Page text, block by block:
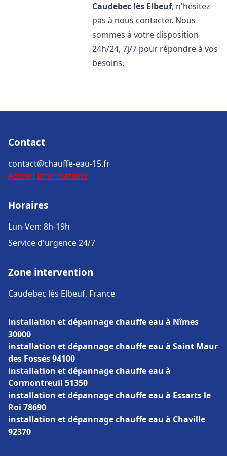
Caudebec lès Elbeuf, n'hésitez
pas à nous contacter. Nous
sommes à votre disposition
24h/24, 7j/7 pour répondre à vos
besoins.
Contact
contact@chauffe-eau-15.fr
Accueil Informations
Horaires
Lun-Ven: 8h-19h
Service d'urgence 24/7
Zone intervention
Caudebec lès Elbeuf, France
installation et dépannage chauffe eau à Nîmes
30000
installation et dépannage chauffe eau à Saint Maur
des Fossés 94100
installation et dépannage chauffe eau à
Cormontreuil 51350
installation et dépannage chauffe eau à Essarts le
Roi 78690
installation et dépannage chauffe eau à Chaville
92370